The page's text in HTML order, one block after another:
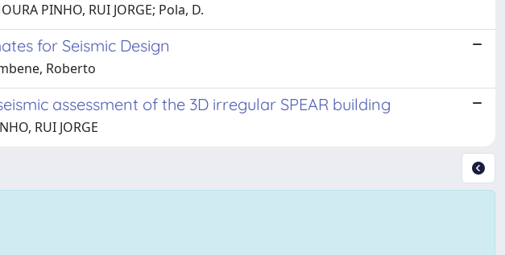
PINHO, RUI JORGE; Pola, D.
for Seismic Design
Roberto
assessment of the 3D irregular SPEAR building
RUI JORGE